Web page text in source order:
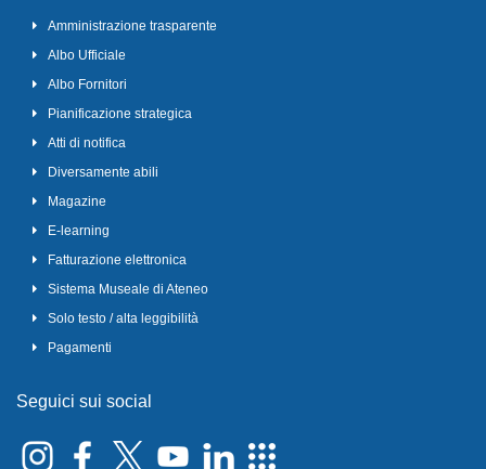
Amministrazione trasparente
Albo Ufficiale
Albo Fornitori
Pianificazione strategica
Atti di notifica
Diversamente abili
Magazine
E-learning
Fatturazione elettronica
Sistema Museale di Ateneo
Solo testo / alta leggibilità
Pagamenti
Seguici sui social